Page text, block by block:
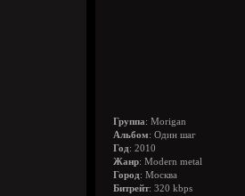
Группа: Morigan
Альбом: Один шаг
Год: 2010
Жанр: Modern metal
Город: Москва
Битрейт: 320 kbps